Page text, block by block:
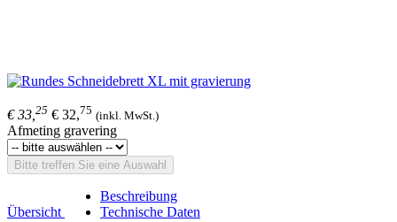
€ 33, 25 € 32,75 (inkl. MwSt.)
Afmeting gravering
Bitte treffen Sie eine Auswahl
Übersicht
Beschreibung
Technische Daten